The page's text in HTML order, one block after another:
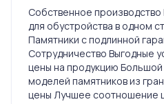
Собственное
для обустройства в одном
Памятники с подлинной
Сотрудничество Выгодные
цены на продукцию
моделей памятников из
цены Лучшее соотношение